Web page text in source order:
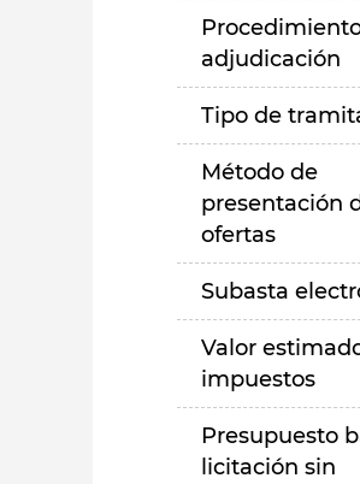
adjudicación
Tipo de
Método de
presentación
ofertas
Subasta
Valor
impuestos
Presupuesto
licitación sin